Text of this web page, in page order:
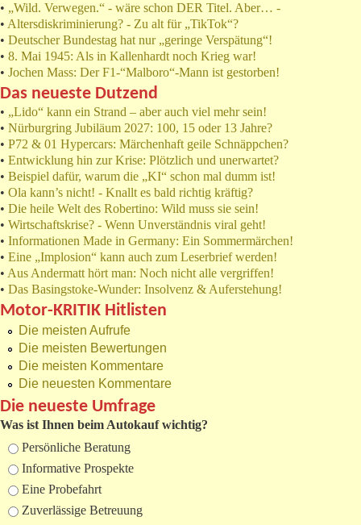
• „Wild. Verwegen.“ - wäre schon DER Titel. Aber… -
• Altersdiskriminierung? - Zu alt für „TikTok“?
• Deutscher Bundestag hat nur „geringe Verspätung“!
• 8. Mai 1945: Als in Kallenhardt noch Krieg war!
• Jochen Mass: Der F1-“Malboro“-Mann ist gestorben!
Das neueste Dutzend
• „Lido“ kann ein Strand – aber auch viel mehr sein!
• Nürburgring Jubiläum 2027: 100, 15 oder 13 Jahre?
• P72 & 01 Hypercars: Märchenhaft geile Schnäppchen?
• Entwicklung hin zur Krise: Plötzlich und unerwartet?
• Beispiel dafür, warum die „KI“ schon mal dumm ist!
• Ola kann’s nicht! - Knallt es bald richtig kräftig?
• Die heile Welt des Robertino: Wild muss sie sein!
• Wirtschaftskrise? - Wenn Unverständnis viral geht!
• Informationen Made in Germany: Ein Sommermärchen!
• Eine „Implosion“ kann auch zum Leserbrief werden!
• Aus Andermatt hört man: Noch nicht alle vergriffen!
• Das Basingstoke-Wunder: Insolvenz & Auferstehung!
Motor-KRITIK Hitlisten
Die meisten Aufrufe
Die meisten Bewertungen
Die meisten Kommentare
Die neuesten Kommentare
Die neueste Umfrage
Was ist Ihnen beim Autokauf wichtig?
Auswahlmöglichkeiten
Persönliche Beratung
Informative Prospekte
Eine Probefahrt
Zuverlässige Betreuung